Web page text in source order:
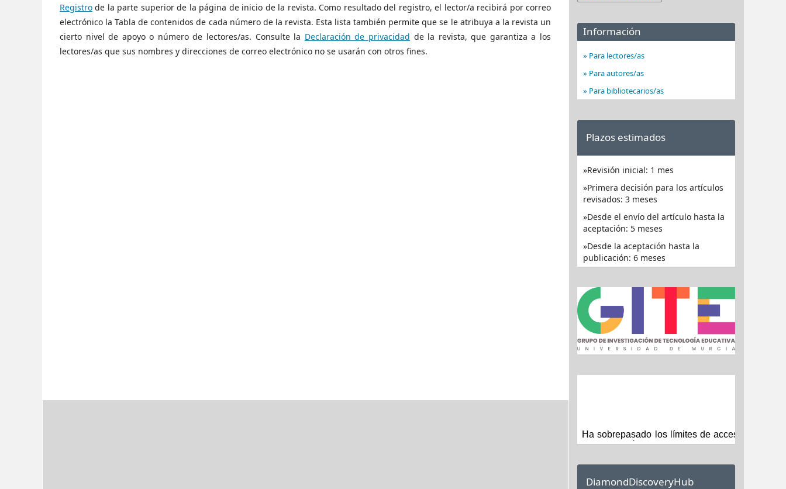
Registro de la parte superior de la página de inicio de la revista. Como resultado del registro, el lector/a recibirá por correo
electrónico la Tabla de contenidos de cada número de la revista. Esta lista también permite que se le atribuya a la revista un
cierto nivel de apoyo o número de lectores/as. Consulte la Declaración de privacidad de la revista, que garantiza a los
lectores/as que sus nombres y direcciones de correo electrónico no se usarán con otros fines.
Información
Para lectores/as
Para autores/as
Para bibliotecarios/as
Plazos estimados
Revisión inicial: 1 mes
Primera decisión para los artículos
revisados: 3 meses
Desde el envío del artículo hasta la
aceptación: 5 meses
Desde la aceptación hasta la
publicación: 6 meses
DiamondDiscoveryHub